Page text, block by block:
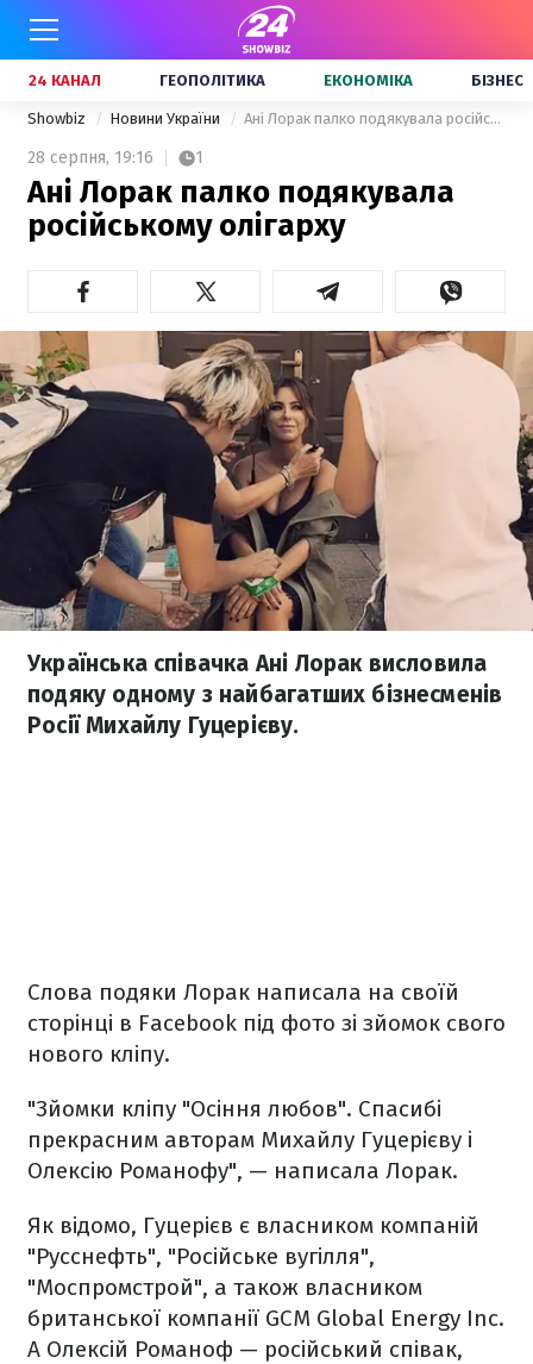
24 КАНАЛ ГЕОПОЛІТИКА ЕКОНОМІКА БІЗНЕС
Showbiz Новини України Ані Лорак палко подякувала російському олігарху
28 серпня, 19:16 1
Ані Лорак палко подякувала
російському олігарху
Українська співачка Ані Лорак висловила
подяку одному з найбагатших бізнесменів
Росії Михайлу Гуцерієву.
Слова подяки Лорак написала на своїй
сторінці в Facebook під фото зі зйомок свого
нового кліпу.
"Зйомки кліпу "Осіння любов". Спасибі
прекрасним авторам Михайлу Гуцерієву і
Олексію Романофу", — написала Лорак.
Як відомо, Гуцерієв є власником компаній
"Русснефть", "Російське вугілля",
"Моспромстрой", а також власником
британської компанії GCM Global Energy Inc.
А Олексій Романоф — російський співак,